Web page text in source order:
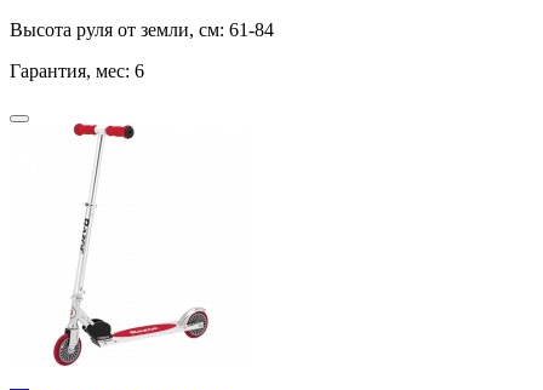
Высота руля от земли, см: 61-84
Гарантия, мес: 6